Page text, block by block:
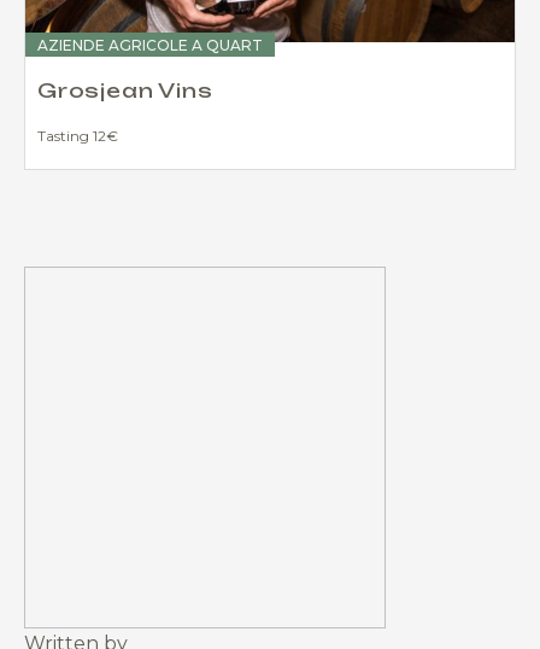
AZIENDE AGRICOLE A QUART
Grosjean Vins
Tasting 12€
Written by